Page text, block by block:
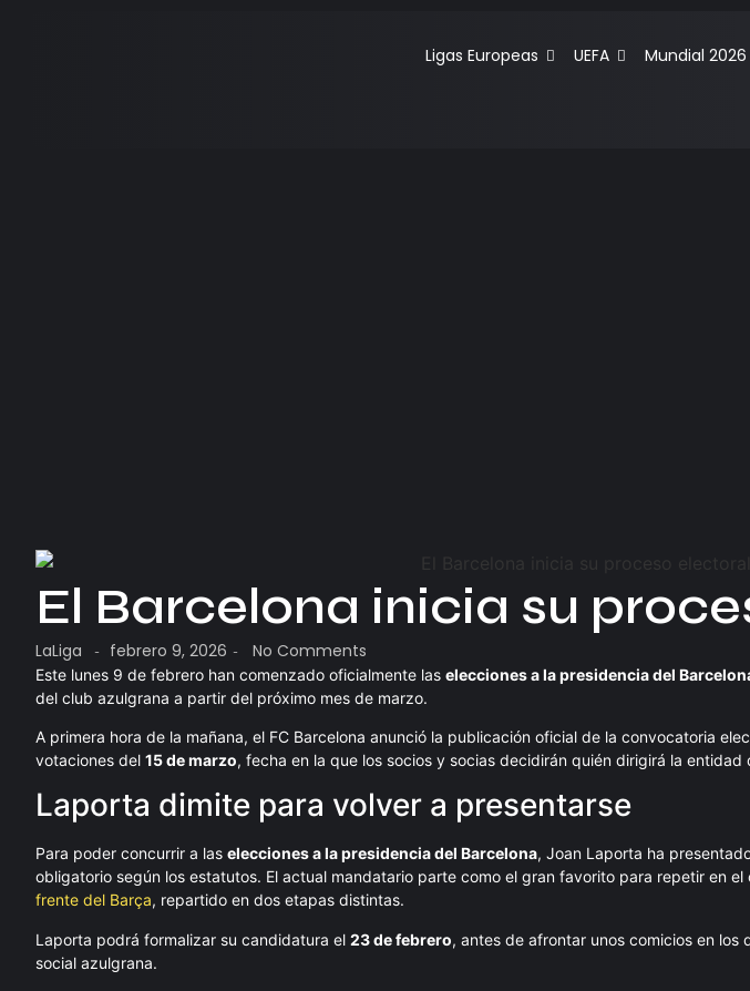
Ligas Europeas UEFA Mundial 2026
El Barcelona inicia su
LaLiga - febrero 9, 2026 - No Comments
Este lunes 9 de febrero han comenzado oficialmente las elecciones a la presidencia del
del club azulgrana a partir del próximo mes de marzo.
A primera hora de la mañana, el FC Barcelona anunció la publicación oficial de la convocatoria
votaciones del 15 de marzo, fecha en la que los socios y socias decidirán quién dirigirá la
Laporta dimite para volver a presentarse
Para poder concurrir a las elecciones a la presidencia del Barcelona, Joan Laporta ha
obligatorio según los estatutos. El actual mandatario parte como el gran favorito para repetir en el
frente del Barça, repartido en dos etapas distintas.
Laporta podrá formalizar su candidatura el 23 de febrero, antes de afrontar unos comicios en los
social azulgrana.